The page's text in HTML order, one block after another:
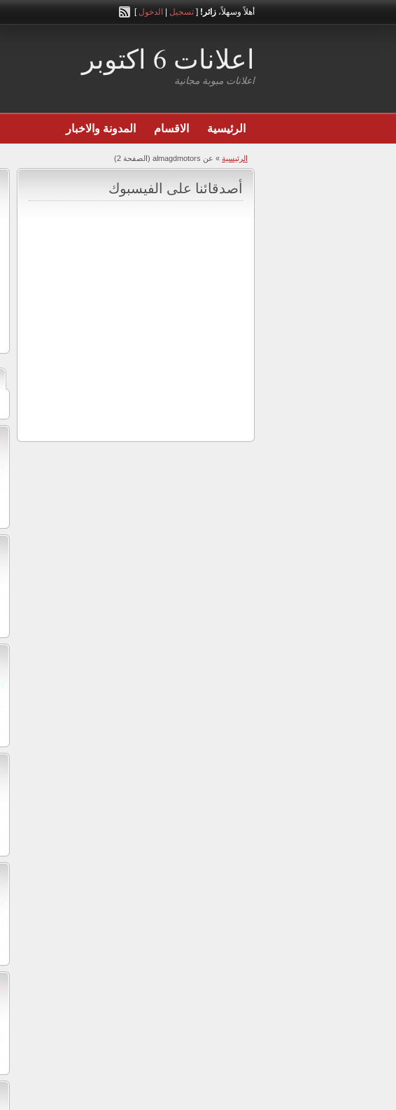
أهلاً وسهلاً، زائر! [ تسجيل الدخول ]
اعلانات 6 اكتوبر
اعلانات مبوبة مجانية
الرئيسية الاقسام المدونة والاخبار
الرئيسية » عن almagdmotors (الصفحة 2)
أصدقائنا على الفيسبوك